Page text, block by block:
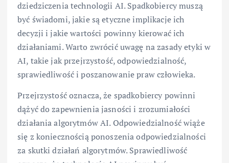
dziedziczenia technologii AI. Spadkobiercy muszą
być świadomi, jakie są etyczne implikacje ich
decyzji i jakie wartości powinny kierować ich
działaniami. Warto zwrócić uwagę na zasady etyki w
AI, takie jak przejrzystość, odpowiedzialność,
sprawiedliwość i poszanowanie praw człowieka.
Przejrzystość oznacza, że spadkobiercy powinni
dążyć do zapewnienia jasności i zrozumiałości
działania algorytmów AI. Odpowiedzialność wiąże
się z koniecznością ponoszenia odpowiedzialności
za skutki działań algorytmów. Sprawiedliwość